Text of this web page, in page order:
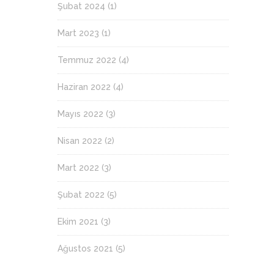
Şubat 2024 (1)
Mart 2023 (1)
Temmuz 2022 (4)
Haziran 2022 (4)
Mayıs 2022 (3)
Nisan 2022 (2)
Mart 2022 (3)
Şubat 2022 (5)
Ekim 2021 (3)
Ağustos 2021 (5)